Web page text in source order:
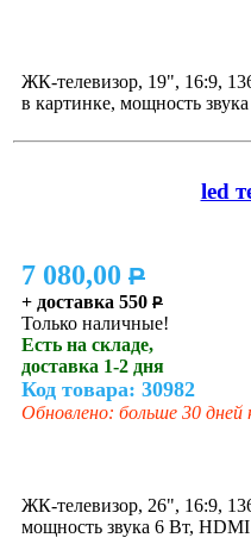
ЖК-телевизор, 19", 16:9,
в картинке, мощность
led
7 080,00 P
+ доставка 550 P
Только наличные!
Есть на складе,
доставка 1-2 дня
Код товара: 30982
Обновлено: больше 30 дней
ЖК-телевизор, 26", 16:9,
мощность звука 6 Вт,